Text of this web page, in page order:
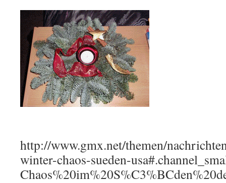
http://www.gmx.net/themen/
winter-chaos-sueden-